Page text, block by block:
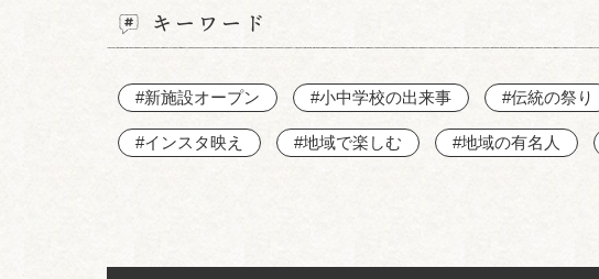
キーワード
#新施設オープン #小中学校の出来事 #伝統の祭り
#インスタ映え #地域で楽しむ #地域の有名人